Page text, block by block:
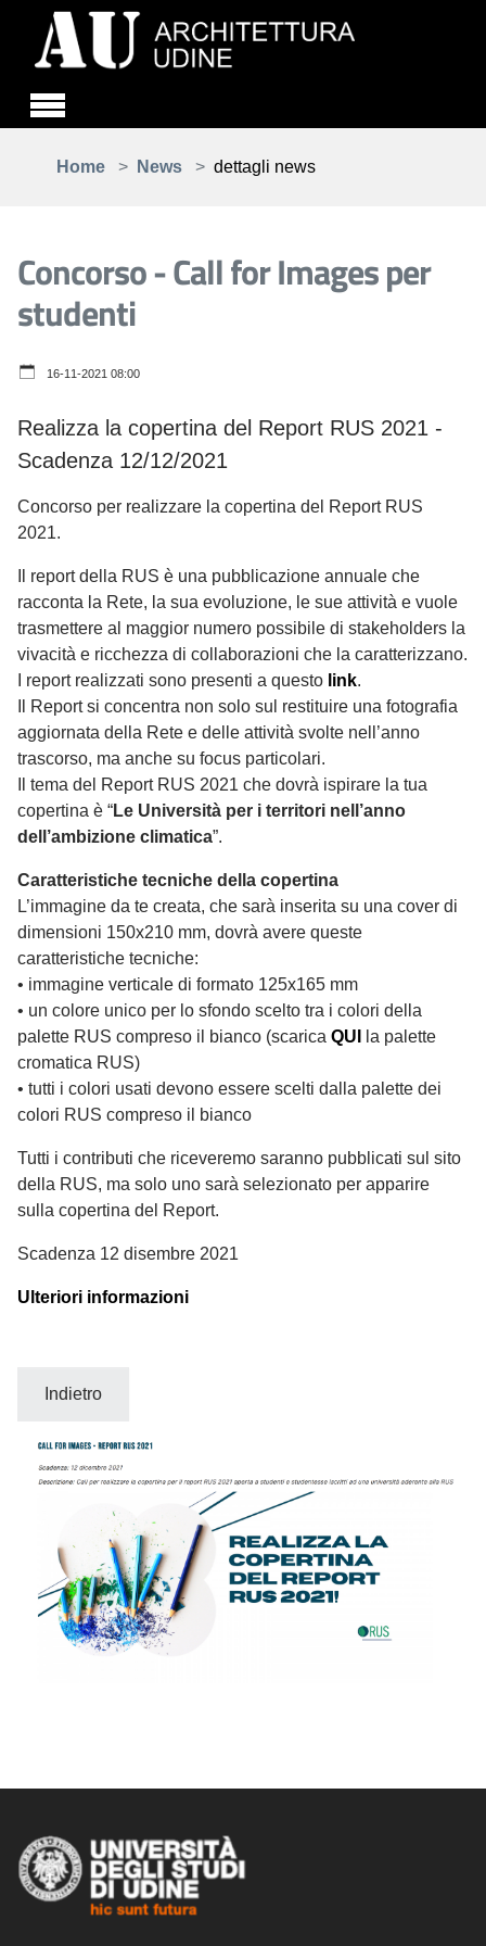
Home
News dettagli news
Concorso - Call for Images per
studenti
16-11-2021 08:00
Realizza la copertina del Report RUS 2021 -
Scadenza 12/12/2021
Concorso per realizzare la copertina del Report RUS
2021.
Il report della RUS è una pubblicazione annuale che
racconta la Rete, la sua evoluzione, le sue attività e vuole
trasmettere al maggior numero possibile di stakeholders la
vivacità e ricchezza di collaborazioni che la caratterizzano.
I report realizzati sono presenti a questo link.
Il Report si concentra non solo sul restituire una fotografia
aggiornata della Rete e delle attività svolte nell’anno
trascorso, ma anche su focus particolari.
Il tema del Report RUS 2021 che dovrà ispirare la tua
copertina è “Le Università per i territori nell’anno
dell’ambizione climatica”.
Caratteristiche tecniche della copertina
L’immagine da te creata, che sarà inserita su una cover di
dimensioni 150x210 mm, dovrà avere queste
caratteristiche tecniche:
• immagine verticale di formato 125x165 mm
• un colore unico per lo sfondo scelto tra i colori della
palette RUS compreso il bianco (scarica QUI
la palette
cromatica RUS)
• tutti i colori usati devono essere scelti dalla palette dei
colori RUS compreso il bianco
Tutti i contributi che riceveremo saranno pubblicati sul sito
della RUS, ma solo uno sarà selezionato per apparire
sulla copertina del Report.
Scadenza 12 disembre 2021
Ulteriori informazioni
Indietro